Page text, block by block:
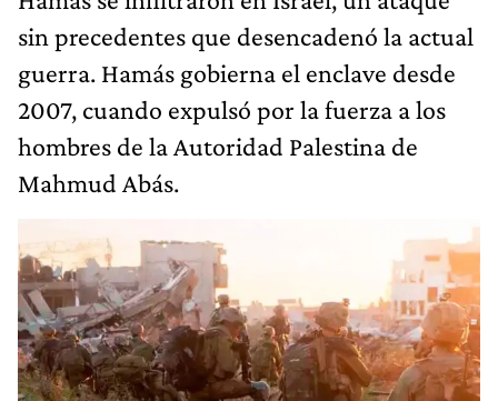
sin precedentes que desencadenó la actual
guerra. Hamás gobierna el enclave desde
2007, cuando expulsó por la fuerza a los
hombres de la Autoridad Palestina de
Mahmud Abás.